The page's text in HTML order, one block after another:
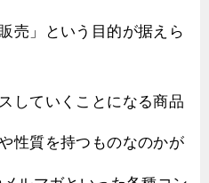
売」という目的が据えら
していくことになる商品
性質を持つものなのかが